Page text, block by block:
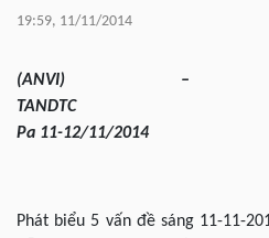
19:59, 11/11/2014
(ANVI) –
Pa 11-12/11/2014
Phát biểu 5 vấn đề sáng 11-11-